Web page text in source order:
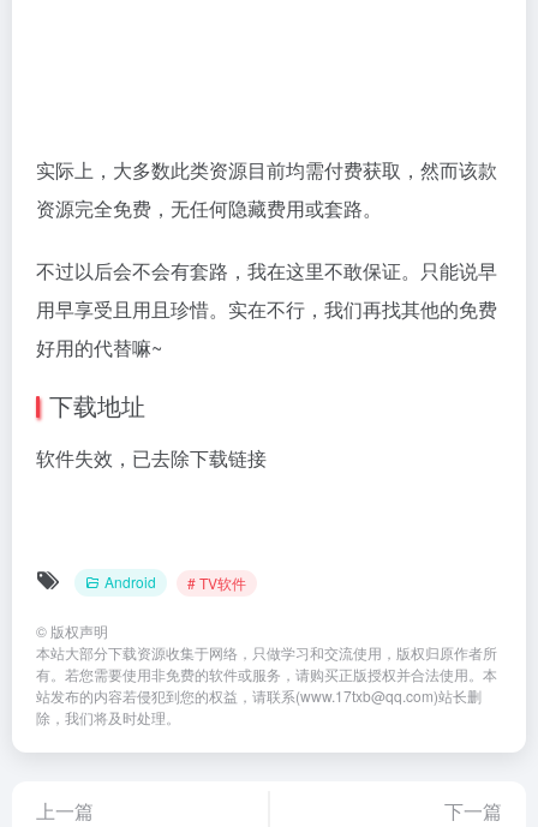
实际上，大多数此类资源目前均需付费获取，然而该款
资源完全免费，无任何隐藏费用或套路。
不过以后会不会有套路，我在这里不敢保证。只能说早
用早享受且用且珍惜。实在不行，我们再找其他的免费
好用的代替嘛~
下载地址
软件失效，已去除下载链接
Android # TV软件
© 版权声明
本站大部分下载资源收集于网络，只做学习和交流使用，版权归原作者所
有。若您需要使用非免费的软件或服务，请购买正版授权并合法使用。本
站发布的内容若侵犯到您的权益，请联系(www.17txb@qq.com)站长删
除，我们将及时处理。
上一篇 下一篇